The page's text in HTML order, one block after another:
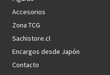
Accesorios
Zona TCG
Sachistore.cl
Encargos desde Japón
Contacto